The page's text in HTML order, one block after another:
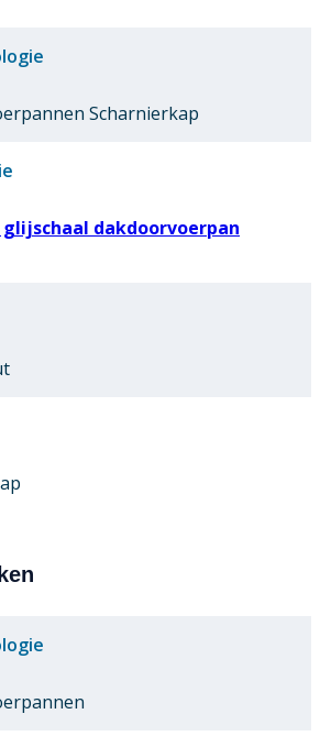
Scharnierkap
dakdoorvoerpan